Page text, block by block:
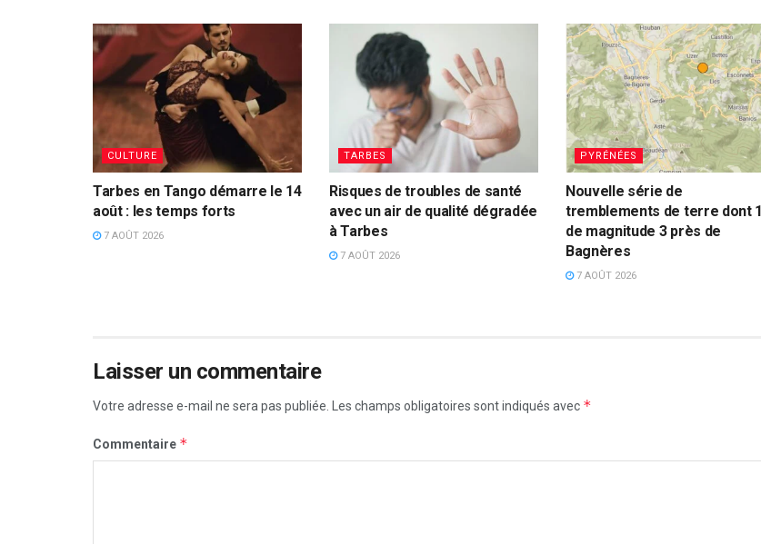
CULTURE
Tarbes en Tango démarre le 14
août : les temps forts
7 AOÛT 2026
TARBES
Risques de troubles de santé
avec un air de qualité dégradée
à Tarbes
7 AOÛT 2026
PYRÉNÉES
Nouvelle série de
tremblements de terre dont 1
de magnitude 3 près de
Bagnères
7 AOÛT 2026
Laisser un commentaire
Votre adresse e-mail ne sera pas publiée. Les champs obligatoires sont indiqués avec *
Commentaire *